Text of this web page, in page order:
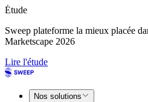
Étude
Sweep plateforme la mieux placée
Marketscape 2026
Lire l'étude
Nos solutions